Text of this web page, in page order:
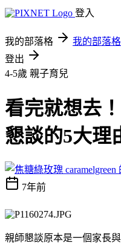
登入
我的部落格 我的部落
登出
4-5歲 親子育兒
看完就想去
懇談的5大理
7年前
親師懇談原本是一個家長